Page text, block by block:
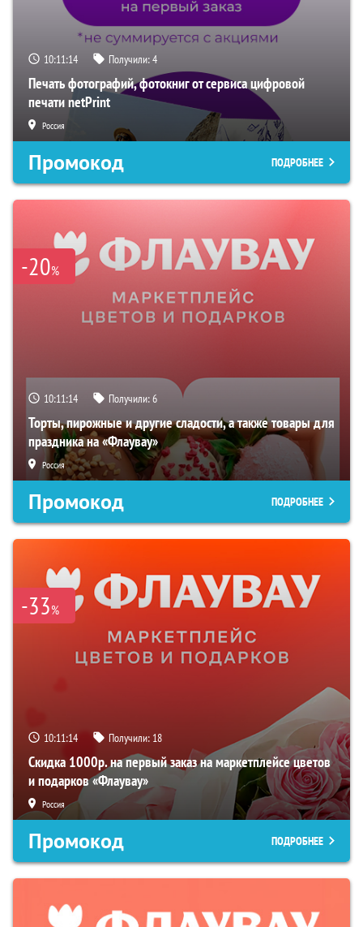
10:11:13 Получили:4
Печать фотографий, фотокниг от сервиса цифровой
печати netPrint
Россия
Промокод ПОДРОБНЕЕ
-20%
10:11:13 Получили:6
Торты, пирожные и другие сладости, а также товары для
праздника на «Флаувау»
Россия
Промокод ПОДРОБНЕЕ
-33%
10:11:13 Получили: 18
Скидка 1000р. на первый заказ на маркетплейсе цветов
и подарков «Флаувау»
Россия
Промокод ПОДРОБНЕЕ